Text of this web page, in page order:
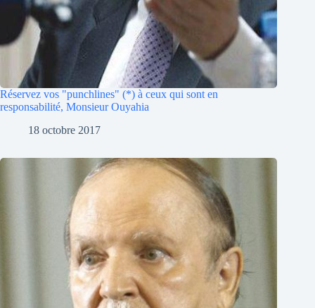
Réservez vos "punchlines" (*) à ceux qui sont en
responsabilité, Monsieur Ouyahia
18 octobre 2017